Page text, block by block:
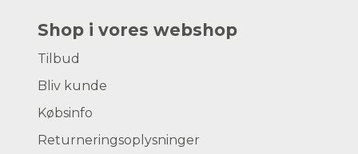
Shop i vores webshop
Tilbud
Bliv kunde
Købsinfo
Returneringsoplysninger